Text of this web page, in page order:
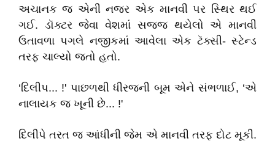
અચાનક જ એની નજર એક માનવી પર સ્થિર થઈ
ગઈ. ડૉક્ટર જેવા વેશમાં સજ્જ થયેલો એ માનવી
ઉતાવળા પગલે નજીકમાં આવેલા એક ટૅક્સી- સ્ટેન્ડ
તરફ ચાલ્યો જતો હતો.
‘દિલીપ... !' પાછળથી ધીરજની બૂમ એને સંભળાઈ, ‘એ
નાલાયક જ ખૂની છે... !'
દિલીપે તરત જ આંધીની જેમ એ માનવી તરફ દોટ મૂકી.